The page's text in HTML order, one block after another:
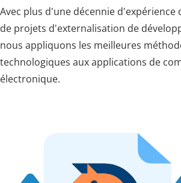
Avec plus d'une décennie d'expérience
de projets d'externalisation de
nous appliquons les meilleures
technologiques aux applications de
électronique.